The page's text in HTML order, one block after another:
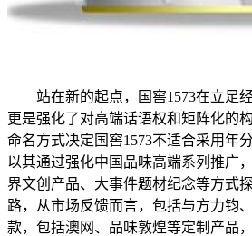
站在新的起点，国窖1573在立足
更是强化了对高端话语权和矩阵化的
命名方式决定国窖1573不适合采用年
以其通过强化中国品味高端系列推广
界文创产品、大事件题材纪念等方式
路，从市场反馈而言，包括与方力钧
款，包括澳网、品味敦煌等定制产品